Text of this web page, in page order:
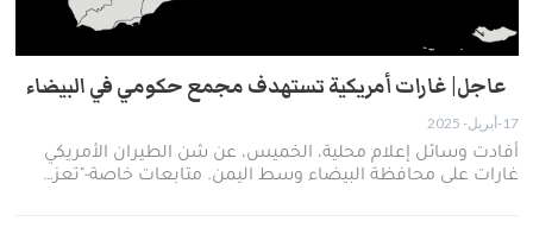
عاجل| غارات أمريكية تستهدف مجمع حكومي في البيضاء
17-أبريل- 2025
أفادت وسائل إعلام محلية، الخميس، عن شن الطيران الأمريكي
غارات على محافظة البيضاء وسط اليمن. متابعات خاصة-"تعز…